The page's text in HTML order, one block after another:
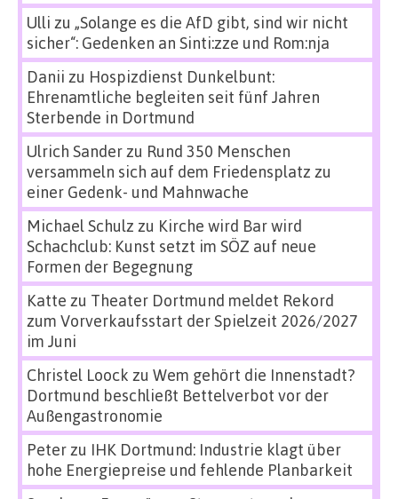
Ulli zu „Solange es die AfD gibt, sind wir nicht
sicher“: Gedenken an Sinti:zze und Rom:nja
Danii zu Hospizdienst Dunkelbunt:
Ehrenamtliche begleiten seit fünf Jahren
Sterbende in Dortmund
Ulrich Sanderzu Rund 350 Menschen
versammeln sich auf dem Friedensplatz zu
einer Gedenk- und Mahnwache
Michael Schulz zu Kirche wird Bar wird
Schachclub: Kunst setzt im SÖZ auf neue
Formen der Begegnung
Katte zu Theater Dortmund meldet Rekord
zum Vorverkaufsstart der Spielzeit 2026/2027
im Juni
Christel Loock zu Wem gehört die Innenstadt?
Dortmund beschließt Bettelverbot vor der
Außengastronomie
Peterzu IHK Dortmund: Industrie klagt über
hohe Energiepreise und fehlende Planbarkeit